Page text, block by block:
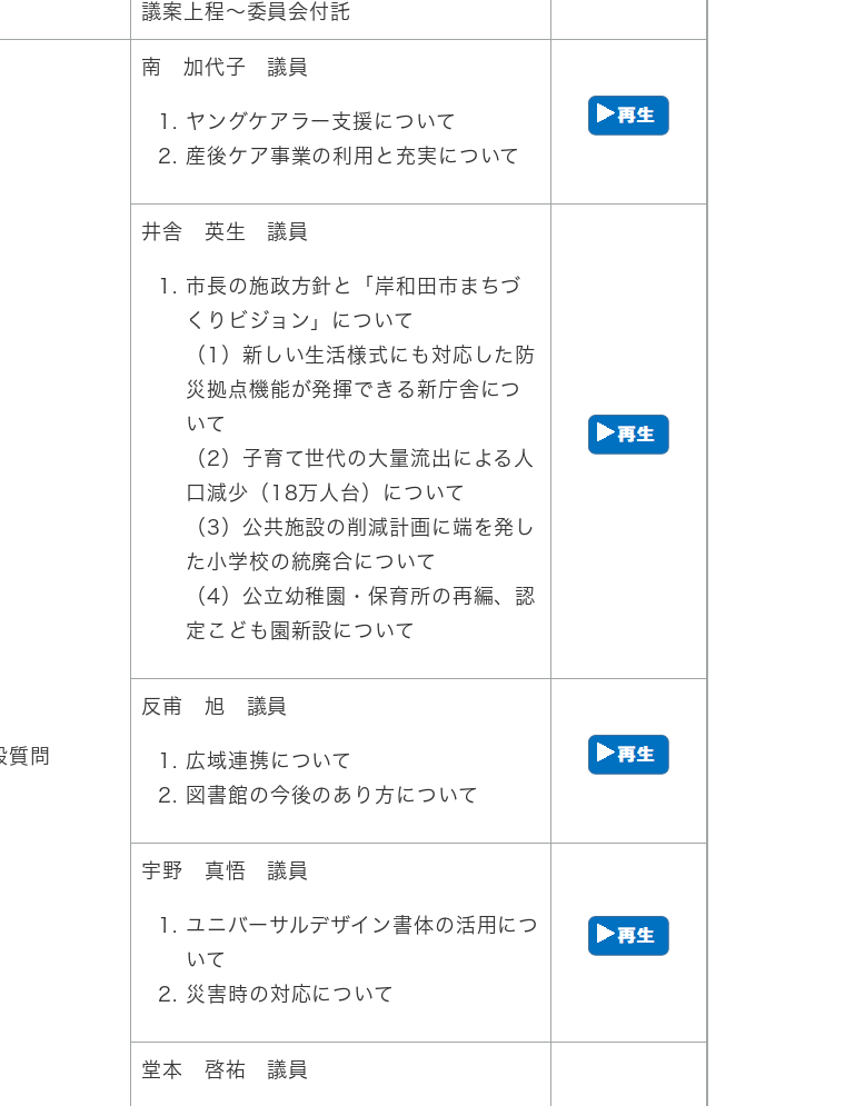
議案上程～委員会付託
質問
南 加代子 議員
ヤングケアラー支援について
産後ケア事業の利用と充実について
井舎 英生 議員
市長の施政方針と「岸和田市まちづ
くりビジョン」について​
（1）新しい生活様式にも対応した防
災拠点機能が発揮できる新庁舎につ
いて​
（2）子育て世代の大量流出による人
口減少（18万人台）について​
（3）公共施設の削減計画に端を発し
た小学校の統廃合について​
（4）公立幼稚園・保育所の再編、認
定こども園新設について
反甫 旭 議員
​広域連携について
図書館の今後のあり方について
宇野 真悟 議員
​ユニバーサルデザイン書体の活用につ
いて
災害時の対応について
堂本 啓祐 議員